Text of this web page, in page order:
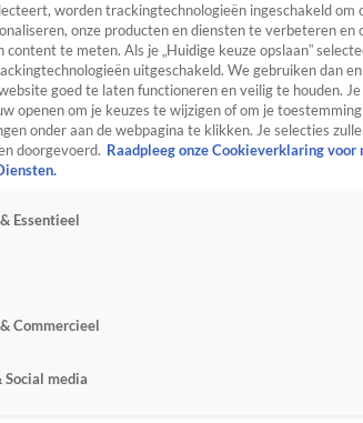
Contact
worden trackingtechnologieën ingeschakeld
onze producten en diensten te verbeteren en
content te meten. Als je „Huidige keuze opslaan”
uitgeschakeld. We gebruiken dan
goed te laten functioneren en veilig te houden.
openen om je keuzes te wijzigen of om je
onder aan de webpagina te klikken. Je selecties
doorgevoerd. Raadpleeg onze Cookieverklaring
Essentieel
Commercieel
media